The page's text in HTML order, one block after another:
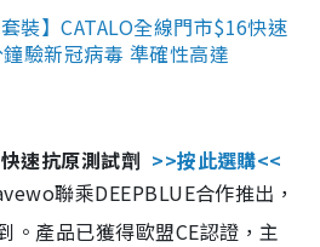
裝】CATALO全線門市$16快速
驗新冠病毒 準確性高達
速抗原測試劑 >>按此選購<<
聯乘DEEPBLUE合作推出，
。產品已獲得歐盟CE認證，主